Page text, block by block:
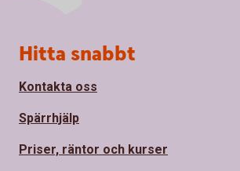
Sidfot
Hitta snabbt
Kontakta oss
Spärrhjälp
Priser, räntor och kurser